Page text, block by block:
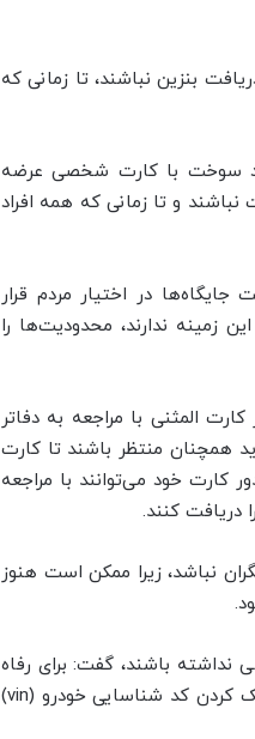
بنزین نباشند، تا زمانی که
ملی پخش فرآورده‌های نفتی ایران با بیان اینکه از ۲۰ مرداد سوخت با کارت شخصی عرضه
و تا زمانی که همه افراد
در اختیار مردم قرار
زمینه ندارند، محدودیت‌ها را
المثنی با مراجعه به دفاتر
باید همچنان منتظر باشند تا کارت
کارت خود می‌توانند با مراجعه
نباشد، زیرا ممکن است هنوز
باشند، گفت: برای رفاه
حال این هموطنان سرشماره ۱۱۰۱۲۰۲۰۴۰ در اختیار قرار گرفته تا این افراد با پیامک کردن کد شناسایی خودرو (vin)